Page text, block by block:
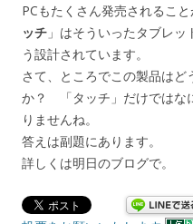
PCもたくさん発売されるこ
ッチ 」はそういったタブレ
う設計されています。
さて、ところでこの製品はど
か？ 「タッチ」だけではな
りませんね。
答えは副題にあります。
詳しくは明日のブログで。